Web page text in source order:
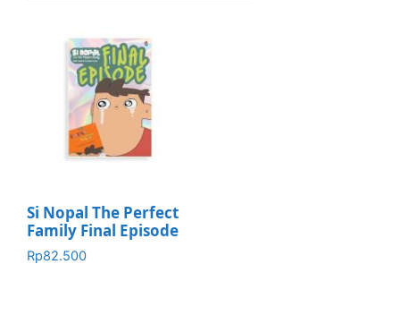
Si Nopal The Perfect
Family Final Episode
Rp82.500